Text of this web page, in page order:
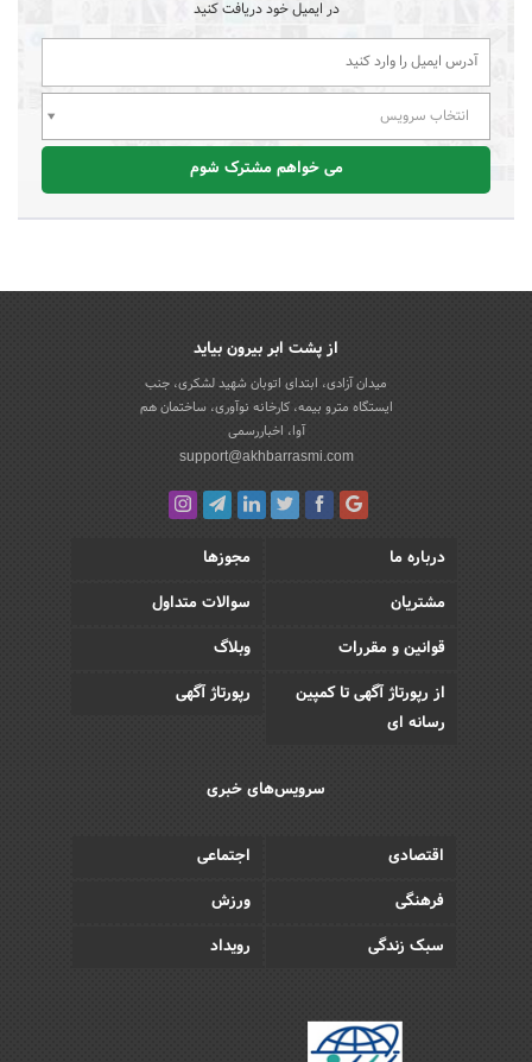
در ایمیل خود دریافت کنید
انتخاب سرویس
می خواهم مشترک شوم
از پشت ابر بیرون بیاید
میدان آزادی، ابتدای اتوبان شهید لشکری، جنب
ایستگاه مترو بیمه، کارخانه نوآوری، ساختمان هم
آوا، اخباررسمی
support@akhbarrasmi.com
درباره ما
مجوزها
مشتریان
سوالات متداول
قوانین و مقررات
وبلاگ
از رپورتاژ آگهی تا کمپین
رسانه ای
رپورتاژ آگهی
سرویس‌های خبری
اقتصادی
اجتماعی
فرهنگی
ورزش
سبک زندگی
رویداد